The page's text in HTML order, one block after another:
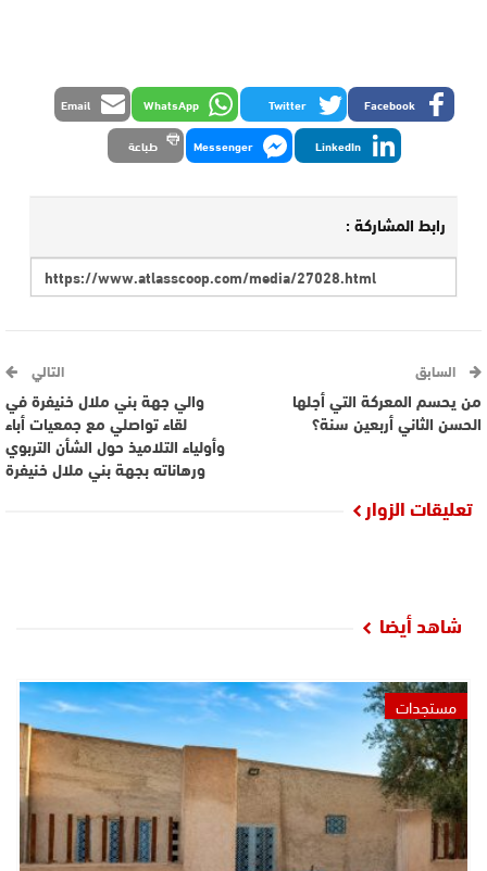
Facebook
Twitter
WhatsApp
Email
LinkedIn
Messenger طباعة
رابط المشاركة :
السابق
من يحسم المعركة التي أجلها
الحسن الثاني أربعين سنة؟
التالي
والي جهة بني ملال خنيفرة في
لقاء تواصلي مع جمعيات أباء
وأولياء التلاميذ حول الشأن التربوي
ورهاناته بجهة بني ملال خنيفرة
تعليقات الزوار
شاهد أيضا
مستجدات